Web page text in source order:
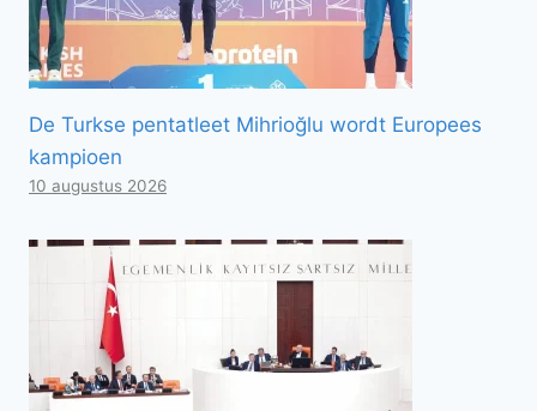
De Turkse pentatleet Mihrioğlu wordt Europees
kampioen
10 augustus 2026